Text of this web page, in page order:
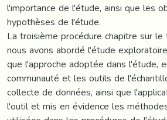
l'importance de l'étude, ainsi que les
hypothèses de l'étude.
La troisième procédure chapitre sur
nous avons abordé l'étude
que l'approche adoptée dans l'étude,
communauté et les outils de
collecte de données, ainsi que
l'outil et mis en évidence les